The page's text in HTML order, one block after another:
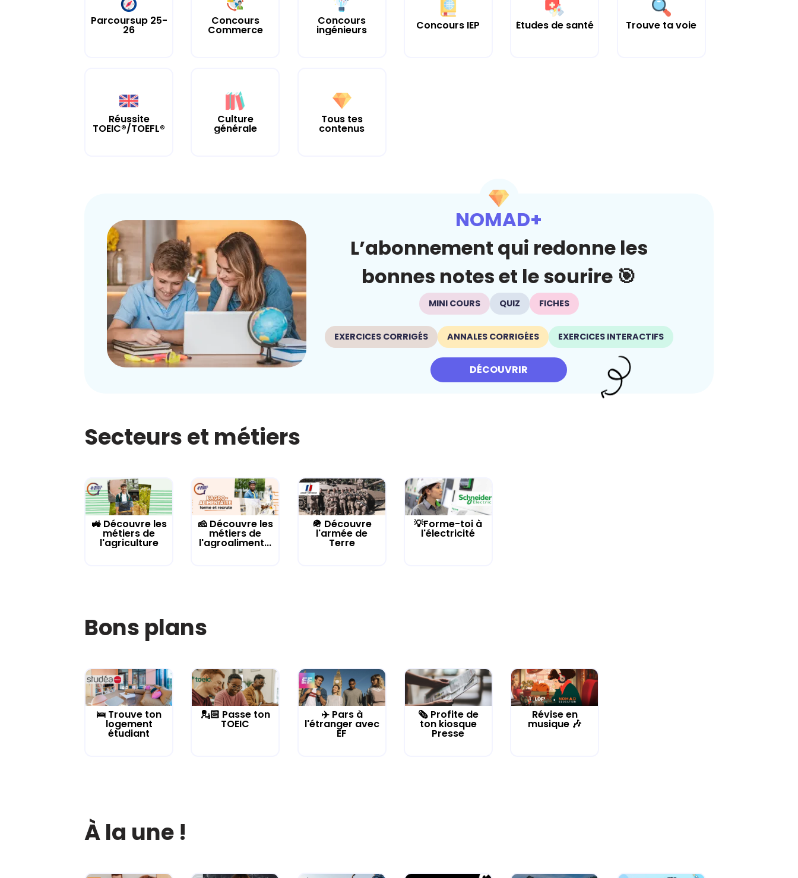
Parcoursup 25-
26
Concours
Commerce
Concours
ingénieurs Concours IEP Études de santé Trouve ta voie
Réussite
TOEIC®/TOEFL®
Culture
générale
Tous tes
contenus
NOMAD+
L’abonnement qui redonne les
bonnes notes et le sourire 🎯
MINI COURS QUIZ FICHES
EXERCICES CORRIGÉS ANNALES CORRIGÉES EXERCICES INTERACTIFS
DÉCOUVRIR
Secteurs et métiers
🚜 Découvre les
métiers de
l'agriculture
🧀 Découvre les
métiers de
l'agroaliment...
🪖 Découvre
l'armée de
Terre
💡Forme-toi à
l'électricité
Bons plans
🛌 Trouve ton
logement
étudiant
💂🏻 Passe ton
TOEIC
✈️ Pars à
l'étranger avec
EF
🗞️ Profite de
ton kiosque
Presse
Révise en
musique 🎶
À la une !